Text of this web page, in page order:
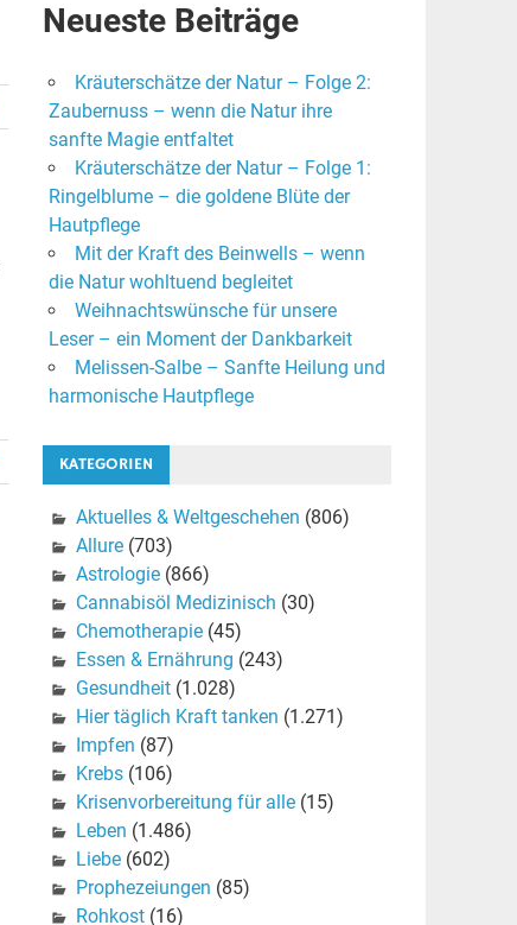
Neueste Beiträge
Kräuterschätze der Natur – Folge 2:
Zaubernuss – wenn die Natur ihre
sanfte Magie entfaltet
Kräuterschätze der Natur – Folge 1:
Ringelblume – die goldene Blüte der
Hautpflege
Mit der Kraft des Beinwells – wenn
die Natur wohltuend begleitet
Weihnachtswünsche für unsere
Leser – ein Moment der Dankbarkeit
Melissen-Salbe – Sanfte Heilung und
harmonische Hautpflege
KATEGORIEN
Aktuelles & Weltgeschehen (806)
Allure(703)
Astrologie(866)
Cannabisöl Medizinisch (30)
Chemotherapie(45)
Essen & Ernährung (243)
Gesundheit(1.028)
Hier täglich Kraft tanken (1.271)
Impfen (87)
Krebs(106)
Krisenvorbereitung für alle(15)
Leben (1.486)
Liebe(602)
Prophezeiungen (85)
Rohkost(16)